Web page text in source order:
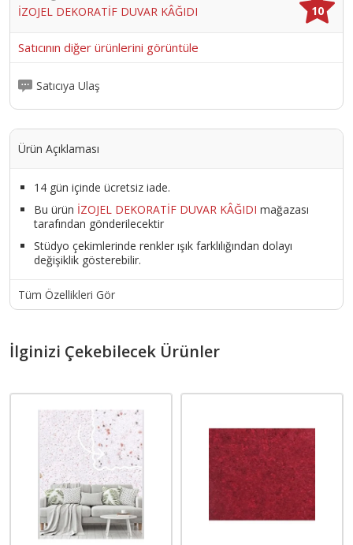
KADAR DİNLENDİRİLİP DUVARA PLASTİK MALA İLE UYGULANIR.
UYGULAMA ESNASINDA MALAYI 5 DERECE AÇI İLE TUTMANIZ İŞİNİZİ
KAPLANABİLİR. YÜZEYE UYGULANAN ÜRÜN 12 İLE 24 SAAT
Ürün Kodu : 10556-İZO.022
İZOJEL DEKORATİF DUVAR KÂĞIDI
10
Satıcının diğer ürünlerini görüntüle
Satıcıya Ulaş
Ürün Açıklaması
14 gün içinde ücretsiz iade.
Bu ürün İZOJEL DEKORATİF DUVAR KÂĞIDI mağazası
tarafından gönderilecektir
Stüdyo çekimlerinde renkler ışık farklılığından dolayı
değişiklik gösterebilir.
Tüm Özellikleri Gör
İlginizi Çekebilecek Ürünler